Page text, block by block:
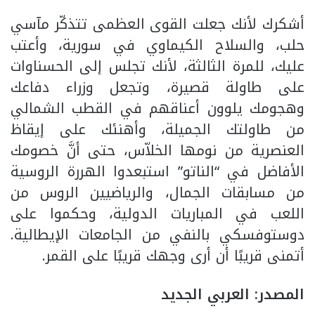
أشكرك لأنك جعلت القوى العظمى تتذكّر مآسي
حلب، والسلاح الكيماوي في سورية، وأعتب
عليك، للمرة الثالثة، لأنك تجلس إلى الحسناوات
على طاولة قصيرة، وتجعل وزراء دفاعك
وهجومك يلوون أعناقهم في القطب الشمالي
من طاولتك الجميلة، وأهنئك على إيقاظ
العنصرية من نومها الخلاّس، حتى أنَّ خصومك
الأفاضل في “الناتو” استبعدوا الهررة الروسية
من مسابقات الجمال، والرياضيين الروس من
اللعب في المباريات الدولية، وحكموا على
دوستوفسكي بالنفي من الجامعات الإيطالية.
أتمنى قريبًا أن أرى وجهك قريبًا على القمر.
المصدر: العربي الجديد